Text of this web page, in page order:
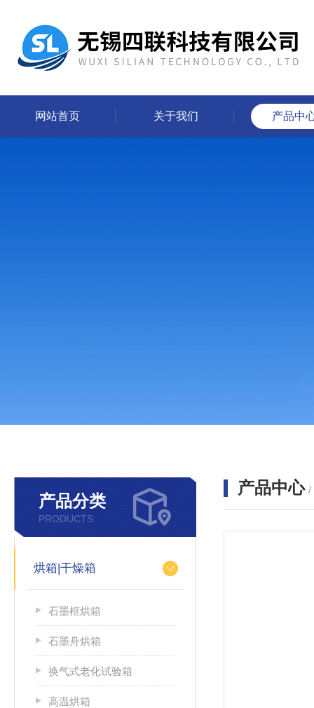
网站首页 关于我们 产品中
产品分类
PRODUCTS
烘箱|干燥箱
石墨框烘箱
石墨舟烘箱
换气式老化试验箱
高温烘箱
产品中心 /